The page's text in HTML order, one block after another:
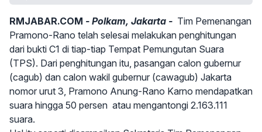
RMJABAR.COM - Polkam, Jakarta - Tim Pemenangan
Pramono-Rano telah selesai melakukan penghitungan
dari bukti C1 di tiap-tiap Tempat Pemungutan Suara
(TPS). Dari penghitungan itu, pasangan calon gubernur
(cagub) dan calon wakil gubernur (cawagub) Jakarta
nomor urut 3, Pramono Anung-Rano Karno mendapatkan
suara hingga 50 persen atau mengantongi 2.163.111
suara.